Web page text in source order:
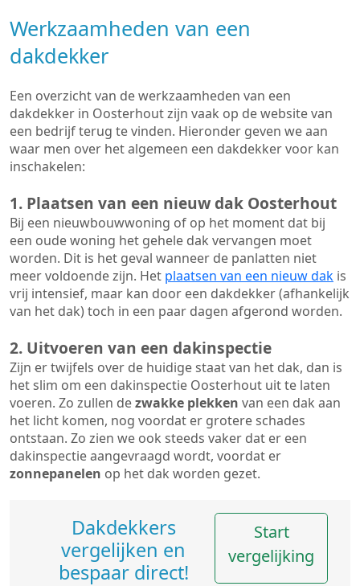
Werkzaamheden van een
dakdekker
Een overzicht van de werkzaamheden van een
dakdekker in Oosterhout zijn vaak op de website van
een bedrijf terug te vinden. Hieronder geven we aan
waar men over het algemeen een dakdekker voor kan
inschakelen:
1. Plaatsen van een nieuw dak Oosterhout
Bij een nieuwbouwwoning of op het moment dat bij
een oude woning het gehele dak vervangen moet
worden. Dit is het geval wanneer de panlatten niet
meer voldoende zijn. Het plaatsen van een nieuw dak is
vrij intensief, maar kan door een dakdekker (afhankelijk
van het dak) toch in een paar dagen afgerond worden.
2. Uitvoeren van een dakinspectie
Zijn er twijfels over de huidige staat van het dak, dan is
het slim om een dakinspectie Oosterhout uit te laten
voeren. Zo zullen dezwakke plekken van een dak aan
het licht komen, nog voordat er grotere schades
ontstaan. Zo zien we ook steeds vaker dat er een
dakinspectie aangevraagd wordt, voordat er
zonnepanelen op het dak worden gezet.
Dakdekkers
vergelijken en
bespaar direct!
Start
vergelijking